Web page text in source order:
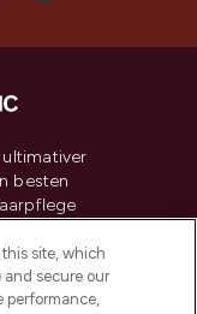
ultimativer
besten
online
von 30€.
site, which
and secure our
performance,